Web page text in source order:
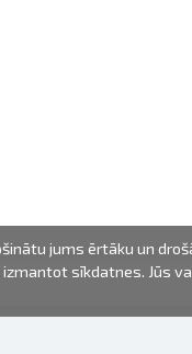
jums ērtāku un
sīkdatnes. Jūs